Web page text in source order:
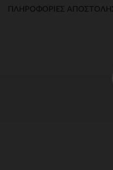
ΠΛΗΡΟΦΟΡΊΕΣ